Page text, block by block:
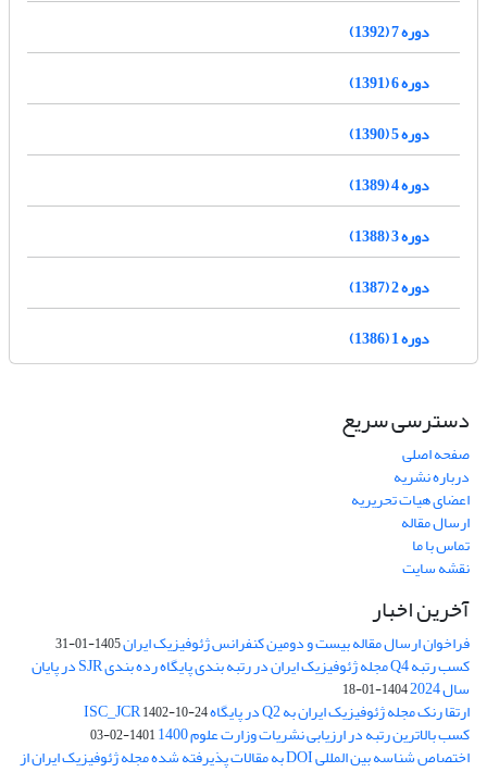
دوره 7 (1392)
دوره 6 (1391)
دوره 5 (1390)
دوره 4 (1389)
دوره 3 (1388)
دوره 2 (1387)
دوره 1 (1386)
دسترسی سریع
صفحه اصلی
درباره نشریه
اعضای هیات تحریریه
ارسال مقاله
تماس با ما
نقشه سایت
آخرین اخبار
فراخوان ارسال مقاله بیست و دومین کنفرانس ژئوفیزیک ایران1405-01-31
کسب رتبه Q4 مجله ژئوفیزیک ایران در رتبه بندی پایگاه رده بندی SJR در پایان
سال 2024 1404-01-18
ارتقا رنک مجله ژئوفیزیک ایران به Q2 در پایگاه ISC_JCR 1402-10-24
کسب بالاترین رتبه در ارزیابی نشریات وزارت علوم 1400 1401-02-03
اختصاص شناسه بین المللی DOI به مقالات پذیرفته شده مجله ژئوفیزیک ایران از